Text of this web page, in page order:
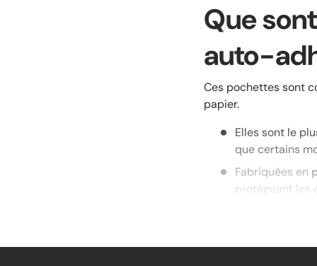
Que
auto-
Ces pochettes sont
papier.
Elles sont le
que certains
Fabriquées en
protégeant les
Certains